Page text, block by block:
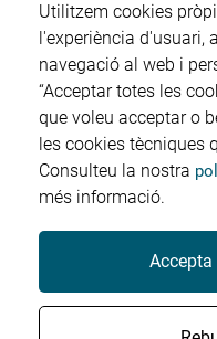
Perfil
© Salut Sant Joan
Utilitzem cookies
l'experiència d'usuari,
navegació al web i
“Acceptar totes les
que voleu acceptar o
les cookies tècniques
Consulteu la nostra
més informació.